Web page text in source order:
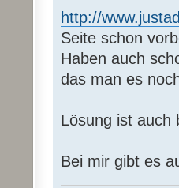
http://
Seite schon
Haben auch
das man es
Lösung ist auch
Bei mir gibt es